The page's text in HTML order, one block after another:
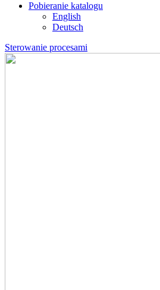
Pobieranie katalogu
English
Deutsch
Sterowanie procesami